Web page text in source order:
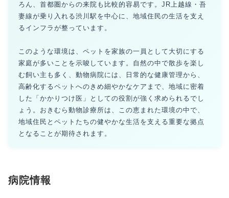
ろん、首都圏からの来院も比較的容易です。JR上越線・吾
妻線が乗り入れる渋川駅を中心に、地域住民の生活を支え
るインフラが整っています。
このような環境は、ペットを家族の一員として大切にする
家庭が多いことを示唆しています。自然の中で散歩を楽し
む飼い主も多く、動物病院には、日常的な健康管理から、
高齢化するペットへのきめ細やかなケアまで、地域に密着
した「かかりつけ医」としての役割が強く求められるでし
ょう。おきむら動物診療所は、この恵まれた環境の中で、
地域住民とペットたちの健やかな生活を支える重要な拠点
となることが期待されます。
病院情報